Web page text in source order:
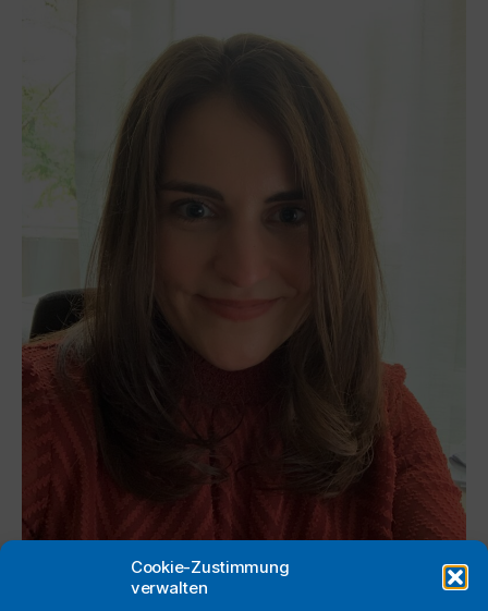
Cookie-Zustimmung
verwalten
Tina Schwind